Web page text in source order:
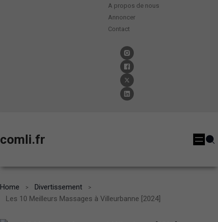
A propos de nous
Annoncer
Contact
comli.fr
Home
Divertissement
Les 10 Meilleurs Massages à Villeurbanne [2024]